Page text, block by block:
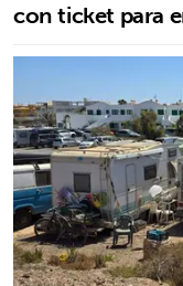
con ticket para